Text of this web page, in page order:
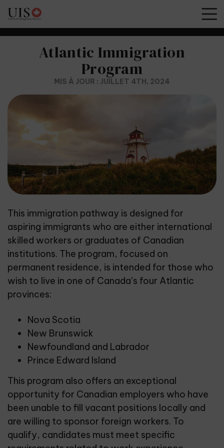
Atlantic Immigration
Program
MIS À JOUR : JUILLET 4TH, 2024
This immigration pathway is designed for
aspiring immigrants who are either international
skilled workers or graduates of Canadian
institutions. The program, focused on
permanent residence, is intended for those who
wish to live in one of Canada’s four Atlantic
provinces:
Nova Scotia
New Brunswick
Newfoundland and Labrador
Prince Edward Island
This program also offers an exceptional
opportunity for Canadian employers who have
been unable to fill vacant positions locally and
are willing to sponsor foreign workers. To
qualify, candidates must meet specific